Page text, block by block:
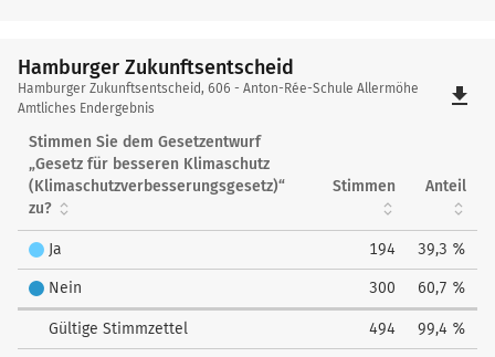
Hamburger Zukunftsentscheid
Hamburger
Zukunftsentscheid
Hamburger Zukunftsentscheid, 606 - Anton-Rée-Schule Allermöhe
Amtliches Endergebnis
file_download
Stimmen Sie dem Gesetzentwurf
„Gesetz für besseren Klimaschutz
(Klimaschutzverbesserungsgesetz)“
zu?
Stimmen Anteil
Ja 194 39,3 %
Nein 300 60,7 %
Gültige Stimmzettel 494 99,4 %